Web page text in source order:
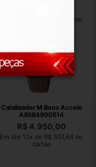
Em até 12x de R$ 551,81 no
Catalisador M Benz Accelo
A9584900514
R$ 4.950,00
Em até 12x de R$ 501,64 no
cartão